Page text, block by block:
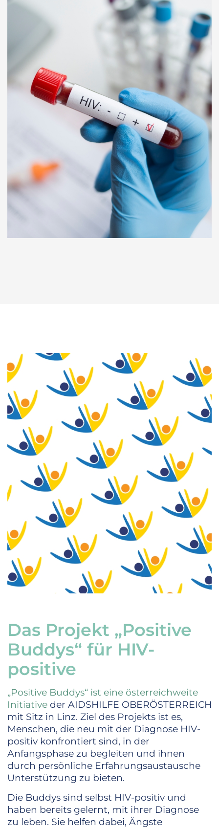
Das Projekt „Positive
Buddys“ für HIV-
positive
„Positive Buddys“ ist eine österreichweite
Initiative der AIDSHILFE OBERÖSTERREICH
mit Sitz in Linz. Ziel des Projekts ist es,
Menschen, die neu mit der Diagnose HIV-
positiv konfrontiert sind, in der
Anfangsphase zu begleiten und ihnen
durch persönliche Erfahrungsaustausche
Unterstützung zu bieten.
Die Buddys sind selbst HIV-positiv und
haben bereits gelernt, mit ihrer Diagnose
zu leben. Sie helfen dabei, Ängste